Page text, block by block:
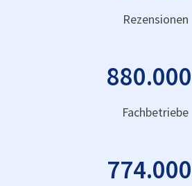
Rezensionen
880.000
Fachbetriebe
774.000